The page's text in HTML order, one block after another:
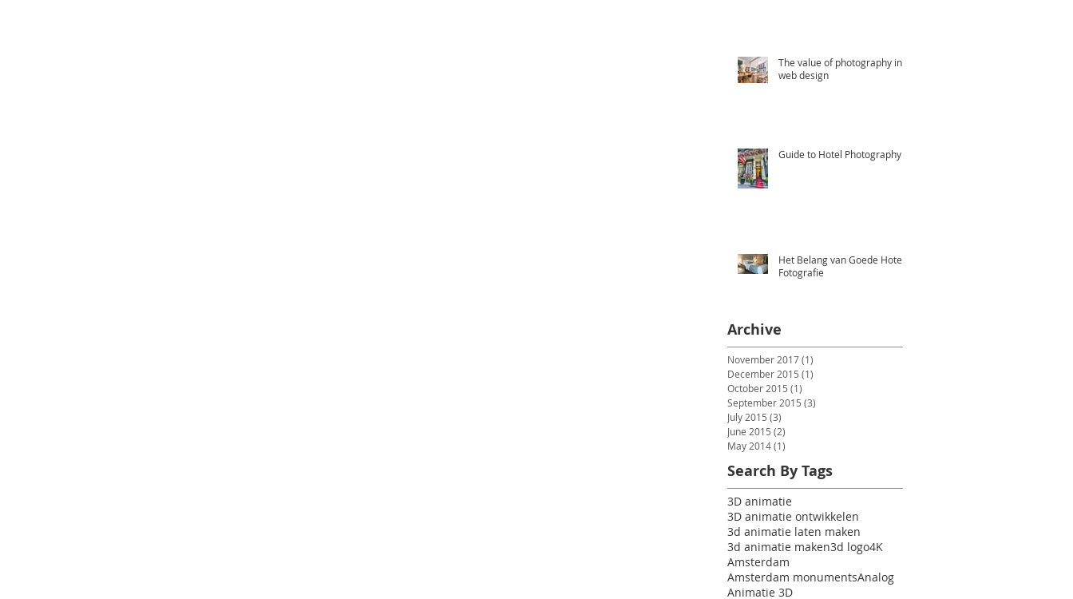
The value of photography in
web design
Guide to Hotel Photography
Het Belang van Goede Hotel
Fotografie
Archive
November 2017(1)
December 2015 (1)
October 2015 (1)
September 2015 (3)
July 2015 (3)
June 2015 (2)
May 2014(1)
Search By Tags
3D animatie
3D animatie ontwikkelen
3d animatie laten maken
3d animatie maken3d logo4K
Amsterdam
Amsterdam monumentsAnalog
Animatie 3D